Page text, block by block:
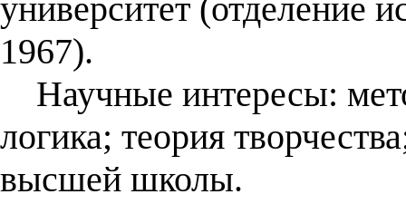
университет (отделение
1967).
Научные интересы:
логика; теория
высшей школы.